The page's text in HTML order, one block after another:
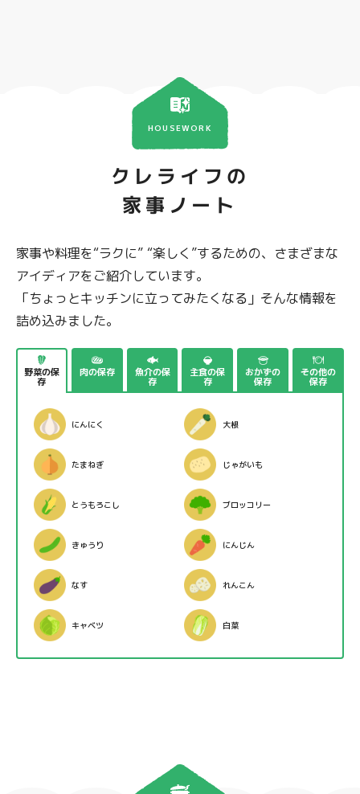
HOUSEWORK
クレライフの
家事ノート
家事や料理を“ラクに” “楽しく”するための、さまざまな
アイディアをご紹介しています。
「ちょっとキッチンに立ってみたくなる」そんな情報を
詰め込みました。
野菜の保
存
肉の保存 魚介の保
存
主食の保
存
おかずの
保存
その他の
保存
にんにく 大根
たまねぎ じゃがいも
とうもろこし ブロッコリー
きゅうり にんじん
なす れんこん
キャベツ 白菜